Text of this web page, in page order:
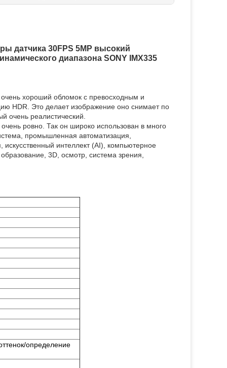
датчика 30FPS 5MP высокий
диапазона SONY IMX335
хороший обломок с превосходным и
HDR. Это делает изображение оно снимает по
очень реалистический.
ровно. Так он широко использован в много
промышленная автоматизация,
интеллект (AI), компьютерное
3D, осмотр, система зрения,
определение